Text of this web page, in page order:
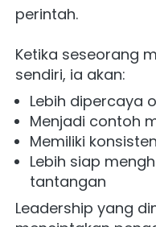
perintah.
Ketika seseorang
sendiri, ia akan:
Lebih dipercaya
Menjadi contoh
Memiliki
Lebih siap
tantangan
Leadership yang